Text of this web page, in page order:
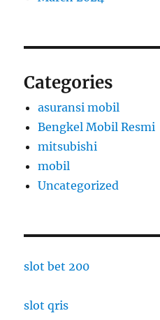
Categories
asuransi mobil
Bengkel Mobil Resmi
mitsubishi
mobil
Uncategorized
slot bet 200
slot qris